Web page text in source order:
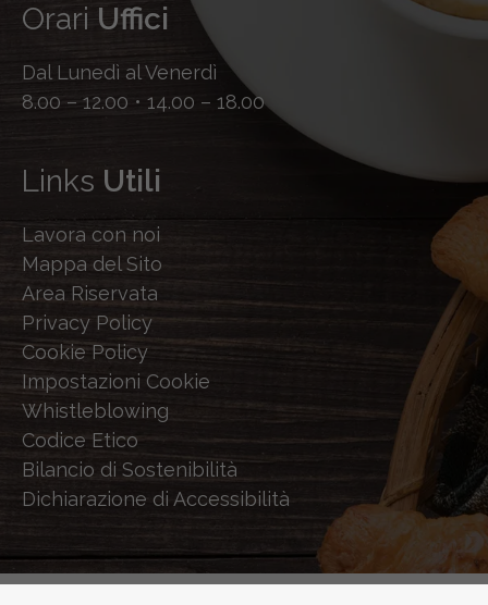
Orari Uffici
Dal Lunedì al Venerdì
8.00 – 12.00 • 14.00 – 18.00
Links Utili
Lavora con noi
Mappa del Sito
Area Riservata
Privacy Policy
Cookie Policy
Impostazioni Cookie
Whistleblowing
Codice Etico
Bilancio di Sostenibilità
Dichiarazione di Accessibilità